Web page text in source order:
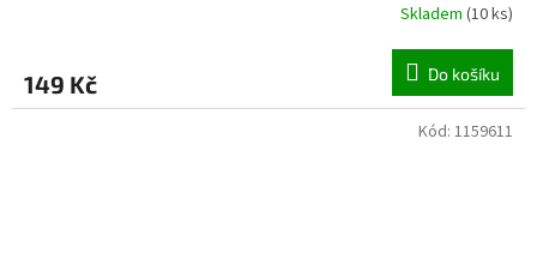
Skladem (10 ks)
149 Kč Do košíku
Kód: 1159611